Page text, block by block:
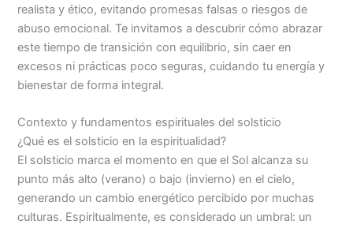
realista y ético, evitando promesas falsas o riesgos de
abuso emocional. Te invitamos a descubrir cómo abrazar
este tiempo de transición con equilibrio, sin caer en
excesos ni prácticas poco seguras, cuidando tu energía y
bienestar de forma integral.
Contexto y fundamentos espirituales del solsticio
¿Qué es el solsticio en la espiritualidad?
El solsticio marca el momento en que el Sol alcanza su
punto más alto (verano) o bajo (invierno) en el cielo,
generando un cambio energético percibido por muchas
culturas. Espiritualmente, es considerado un umbral: un